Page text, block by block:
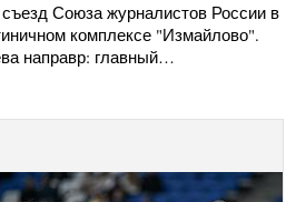
Союза журналистов России в
комплексе "Измайлово".
направр: главный…